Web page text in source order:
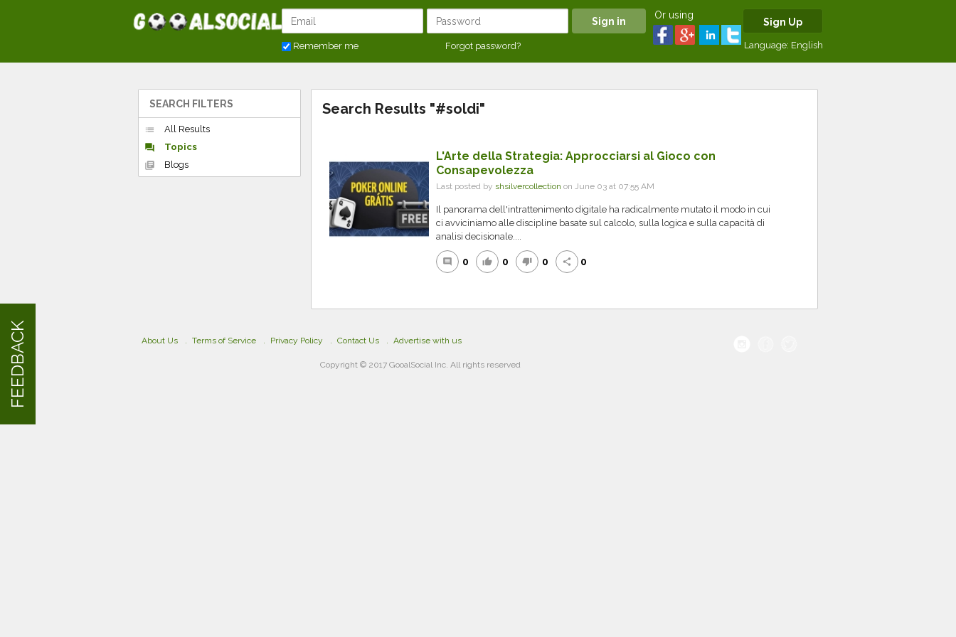
Remember me Forgot password?
Or using
Sign Up
Language: English
SEARCH FILTERS
list
All Results
forum
Topics
library_books
Blogs
Search Results "#soldi"
L'Arte della Strategia: Approcciarsi al Gioco con
Consapevolezza
Last posted by shsilvercollection on June 03 at 07:55 AM
Il panorama dell'intrattenimento digitale ha radicalmente mutato il modo in cui
ci avviciniamo alle discipline basate sul calcolo, sulla logica e sulla capacità di
analisi decisionale....
comment 0 thumb_up 0 thumb_down 0 share 0
About Us Terms of Service Privacy Policy Contact Us Advertise with us
Copyright © 2017 GooalSocial Inc. All rights reserved
FEEDBACK